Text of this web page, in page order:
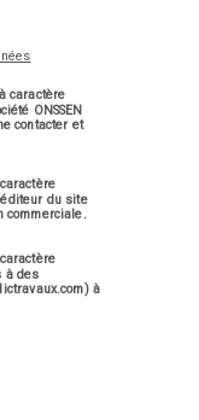
caractère
ONSSEN
contacter et
du site
commerciale.
à des
à